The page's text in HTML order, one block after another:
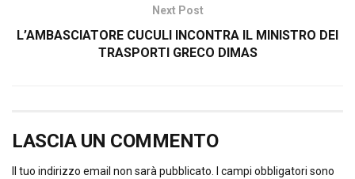
Next Post
L’AMBASCIATORE CUCULI INCONTRA IL MINISTRO DEI
TRASPORTI GRECO DIMAS
LASCIA UN COMMENTO
Il tuo indirizzo email non sarà pubblicato.
I campi obbligatori sono